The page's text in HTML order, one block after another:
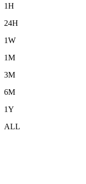
1H
24H
1W
1M
3M
6M
1Y
ALL